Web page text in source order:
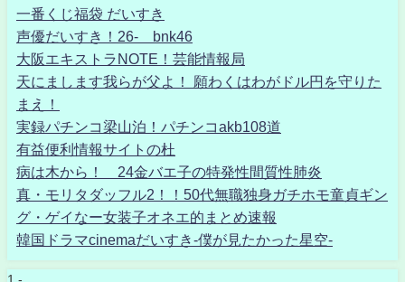
一番くじ福袋 だいすき
声優だいすき！26- bnk46
大阪エキストラNOTE！芸能情報局
天にまします我らが父よ！ 願わくはわがドル円を守りた
まえ！
実録パチンコ梁山泊！パチンコakb108道
有益便利情報サイトの杜
病は木から！ 24金バエ子の特発性間質性肺炎
真・モリタダッフル2！！50代無職独身ガチホモ童貞ギン
グ・ゲイなー女装子オネエ的まとめ速報
韓国ドラマcinemaだいすき-僕が見たかった星空-